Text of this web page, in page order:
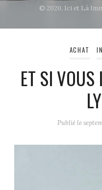
© 2020, Ici et Là
ACHAT
ET SI VOUS
Publié le